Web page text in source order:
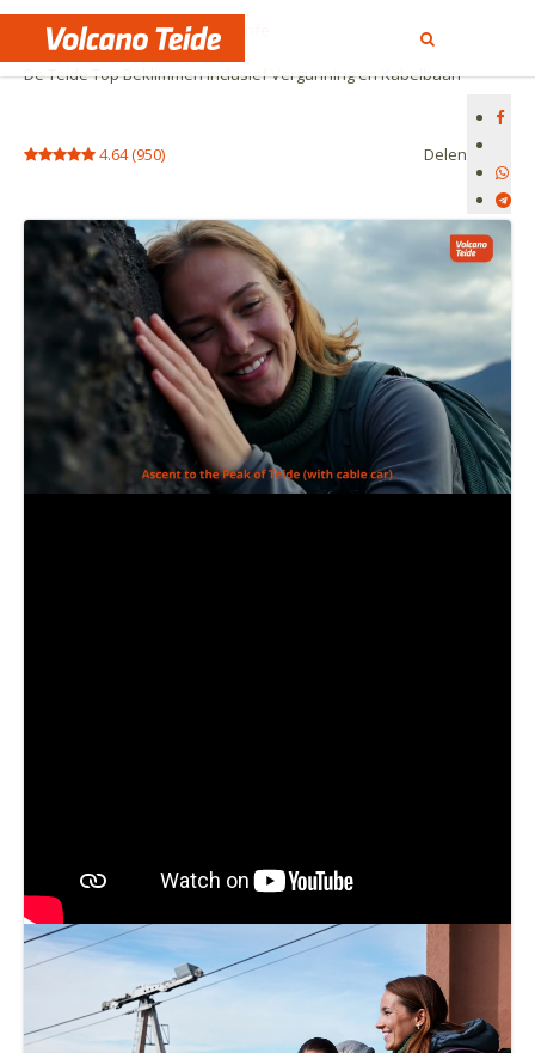
Begin Wandeltochten op Tenerife
De Teide Top Beklimmen inclusief Vergunning en Kabelbaan
4.64(950) Delen